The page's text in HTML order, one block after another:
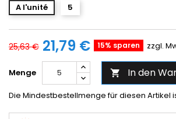
A l'unité
5
25,63 € 21,79 € 15% sparen zzgl.
Menge  In den
Die Mindestbestellmenge für diesen Artikel